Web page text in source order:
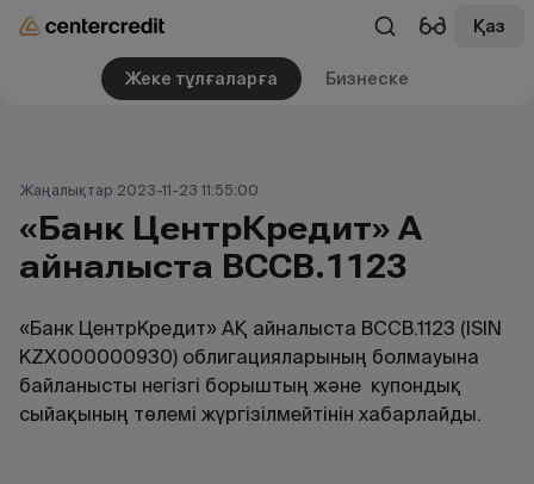
Қаз
Жеке тұлғаларға Бизнеске
Жаңалықтар 2023-11-23 11:55:00
«Банк ЦентрКредит» АҚ
айналыста BCCB.1123
«Банк ЦентрКредит» АҚ айналыста BCCB.1123 (ISIN
KZX000000930) облигацияларының болмауына
байланысты негізгі борыштың және купондық
сыйақының төлемі жүргізілмейтінін хабарлайды.